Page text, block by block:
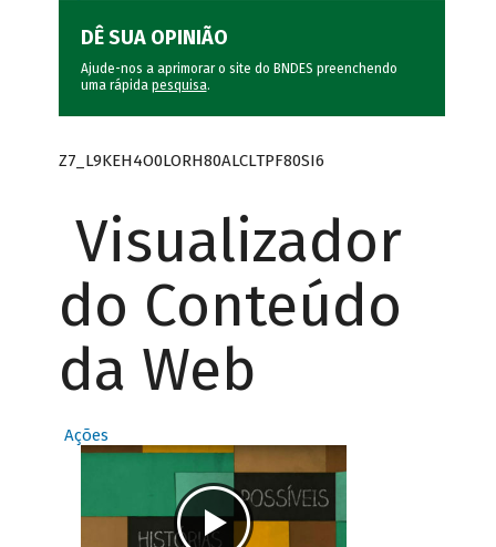
DÊ SUA OPINIÃO
Ajude-nos a aprimorar o site do BNDES preenchendo
uma rápida pesquisa.
Z7_L9KEH4O0LORH80ALCLTPF80SI6
Visualizador
do Conteúdo
da Web
Ações